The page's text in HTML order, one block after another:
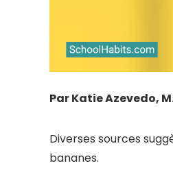
Par Katie Azevedo,
Diverses sources
bananes.